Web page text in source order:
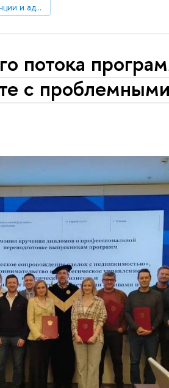
Высшая школа юриспруденции и администрирования
потока
с